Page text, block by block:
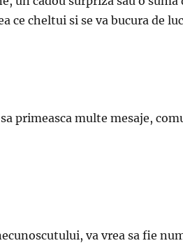
ce cheltui si se va bucura de
primeasca multe mesaje,
va vrea sa fie